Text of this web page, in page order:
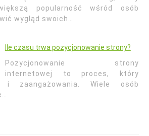
popularność wśród osób
wygląd swoich…
Ile czasu trwa pozycjonowanie strony?
Pozycjonowanie strony
internetowej to proces, który
i zaangażowania. Wiele osób